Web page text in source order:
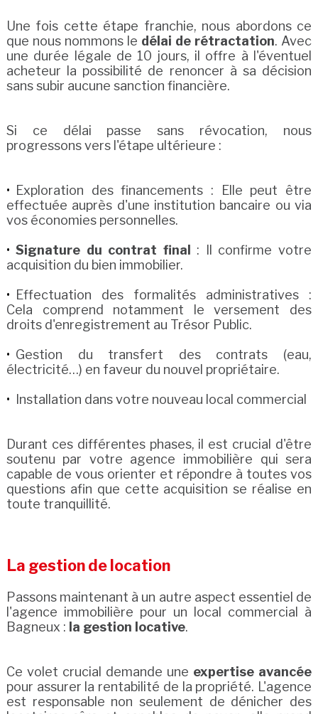
Une fois cette étape franchie, nous abordons ce
que nous nommons le délai de rétractation. Avec
une durée légale de 10 jours, il offre à l'éventuel
acheteur la possibilité de renoncer à sa décision
sans subir aucune sanction financière.
Si ce délai passe sans révocation, nous
progressons vers l'étape ultérieure :
Exploration des financements : Elle peut être
effectuée auprès d'une institution bancaire ou via
vos économies personnelles.
Signature du contrat final
: Il confirme votre
acquisition du bien immobilier.
Effectuation des formalités administratives :
Cela comprend notamment le versement des
droits d'enregistrement au Trésor Public.
Gestion du transfert des contrats (eau,
électricité…) en faveur du nouvel propriétaire.
Installation dans votre nouveau local commercial
Durant ces différentes phases, il est crucial d'être
soutenu par votre agence immobilière qui sera
capable de vous orienter et répondre à toutes vos
questions afin que cette acquisition se réalise en
toute tranquillité.
La gestion de location
Passons maintenant à un autre aspect essentiel de
l'agence immobilière pour un local commercial à
Bagneux : la gestion locative.
Ce volet crucial demande une expertise avancée
pour assurer la rentabilité de la propriété. L'agence
est responsable non seulement de dénicher des